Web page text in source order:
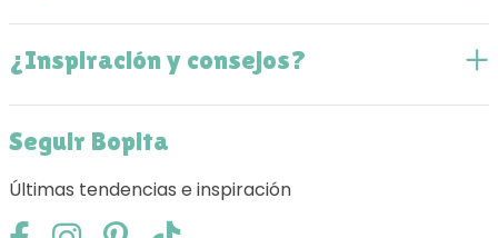
¿Inspiración y consejos?
Seguir Bopita
Últimas tendencias e inspiración